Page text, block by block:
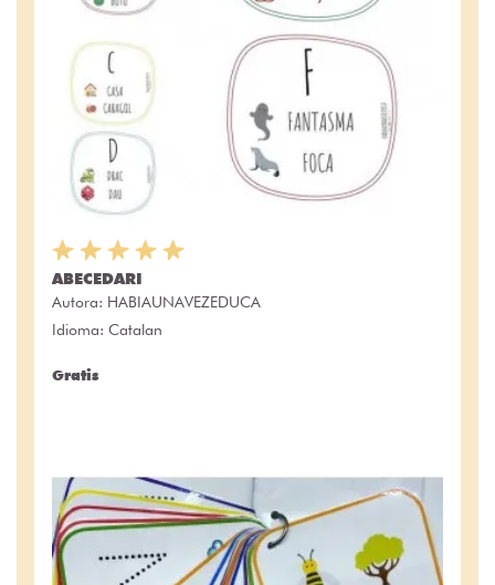
ABECEDARI
Autora: HABIAUNAVEZEDUCA
Idioma: Catalan
Gratis